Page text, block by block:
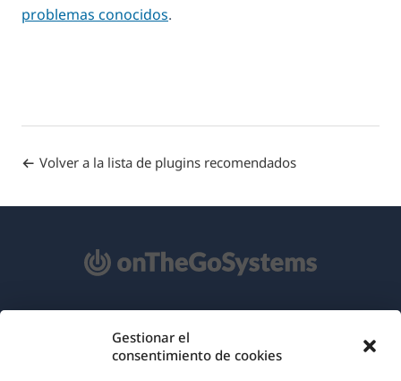
Gestionar el
consentimiento de cookies
problemas conocidos.
Volver a la lista de plugins recomendados
RGPD y Política de Privacidad